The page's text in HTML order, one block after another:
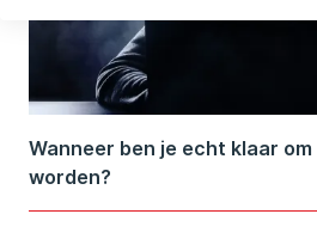
Wanneer ben je echt klaar
worden?